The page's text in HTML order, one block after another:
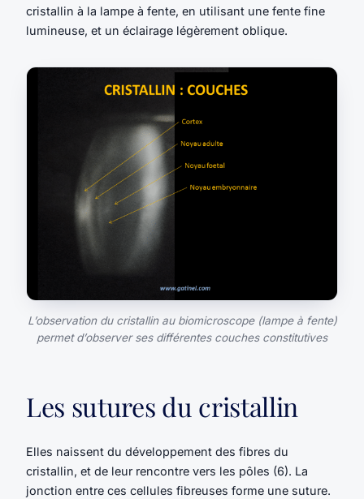
cristallin à la lampe à fente, en utilisant une fente fine
lumineuse, et un éclairage légèrement oblique.
L’observation du cristallin au biomicroscope (lampe à fente)
permet d’observer ses différentes couches constitutives
Les sutures du cristallin
Elles naissent du développement des fibres du
cristallin, et de leur rencontre vers les pôles (6). La
jonction entre ces cellules fibreuses forme une suture.